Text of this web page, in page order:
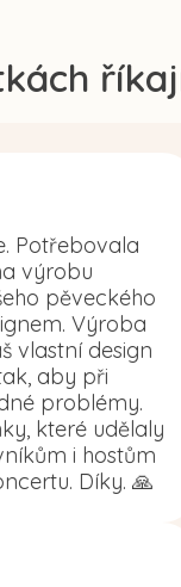
Potřebovala
výrobu
pěveckého
Výroba
vlastní design
aby při
problémy.
které udělaly
i hostům
Díky. 🙏